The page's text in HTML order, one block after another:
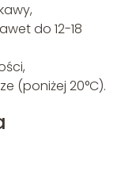
do 12-18
(poniżej 20°C).